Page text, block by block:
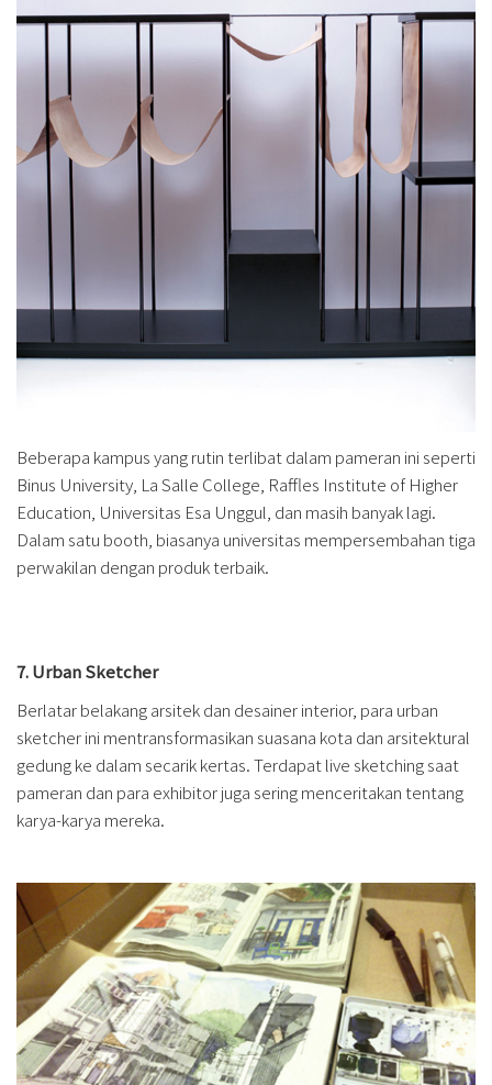
Beberapa kampus yang rutin terlibat dalam pameran ini seperti
Binus University, La Salle College, Raffles Institute of Higher
Education, Universitas Esa Unggul, dan masih banyak lagi.
Dalam satu booth, biasanya universitas mempersembahan tiga
perwakilan dengan produk terbaik.
7. Urban Sketcher
Berlatar belakang arsitek dan desainer interior, para urban
sketcher ini mentransformasikan suasana kota dan arsitektural
gedung ke dalam secarik kertas. Terdapat live sketching saat
pameran dan para exhibitor juga sering menceritakan tentang
karya-karya mereka.